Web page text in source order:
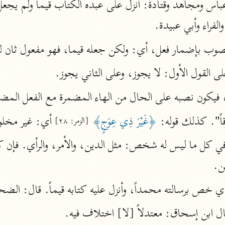
نحو ١١ مجلدًا
ابن جُزَيّ (٧٤١ هـ)
نحو ٣ مجلدات
موسوعات
روح المعاني
نحو ٢٨ مجلدًا
فخر الدين الرازي (٦٠٦ هـ)
نحو ٢٤ مجلدًا
وأبي عبيدة.
بإضمار فعل، أي: ولكن جعله قيما، فهو مفعول ثان
الأول: لا يجوز، وعلى الثاني يجوز.
فيكون نصبه على الحال من الهاء المضمرة مع الفعل
كذلك قوله: ﴿غَيْرَ ذِي عِوَجٍ﴾ [الزمر: ٢٨]
أي: غير
خص برسالته محمداً، وأنزل عليه كتابه قيماً. قال:
ابن إسحاق: معتدلاً [لا] اختلاف فيه.